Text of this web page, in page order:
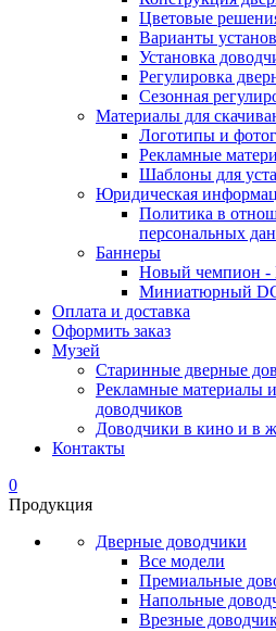
Цветовые
Варианты
Установка
Регулировка
Сезонная
Материалы для
Логотипы и
Рекламные
Шаблоны для
Юридическая
Политика в
персональных
Баннеры
Новый чемпион -
Миниатюрный
Оплата и доставка
Оформить заказ
Музей
Старинные дверные
Рекламные материалы
доводчиков
Доводчики в кино и в
Контакты
0
Продукция
Дверные доводчики
Все модели
Премиальные
Напольные
Врезные